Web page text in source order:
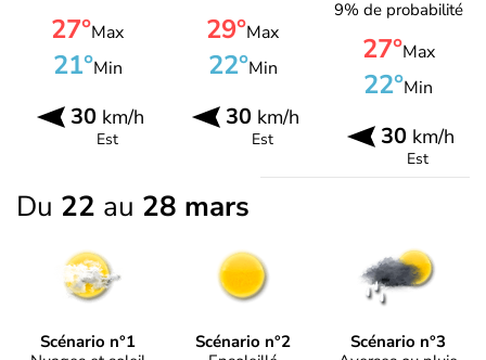
27°Max
21°Min
30km/h
Est
29°Max
22°Min
30km/h
Est
9% de probabilité
27°Max
22°Min
30 km/h
Est
Du 22 au 28 mars
Scénario n°1
Scénario n°2
Scénario n°3